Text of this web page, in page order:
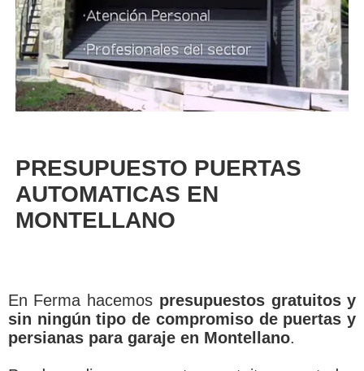
PRESUPUESTO PUERTAS
AUTOMATICAS EN
MONTELLANO
En Ferma hacemos presupuestos gratuitos y
sin ningún tipo de compromiso de puertas y
persianas para garaje en Montellano.